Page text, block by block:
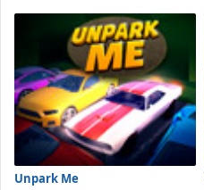
Unpark Me